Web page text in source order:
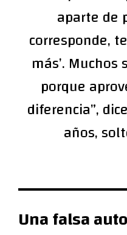
aparte de
corresponde,
más’.
porque
diferencia”, dice
años,
Una falsa